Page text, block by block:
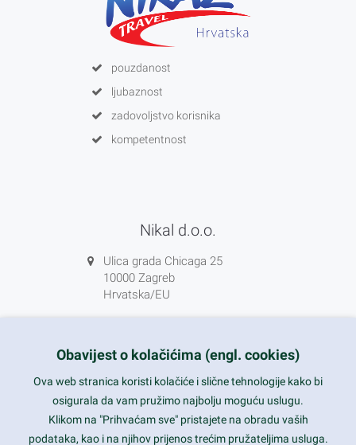
pouzdanost
ljubaznost
zadovoljstvo korisnika
kompetentnost
Nikal d.o.o.
Ulica grada Chicaga 25
10000 Zagreb
Hrvatska/EU
info@nikal.hr
HR-AB-01-080761107
ponedjeljak-petak 8-16h
Obavijest o kolačićima (engl. cookies)
Ova web stranica koristi kolačiće i slične tehnologije kako bi
osigurala da vam pružimo najbolju moguću uslugu.
Klikom na "Prihvaćam sve" pristajete na obradu vaših
podataka, kao i na njihov prijenos trećim pružateljima usluga.